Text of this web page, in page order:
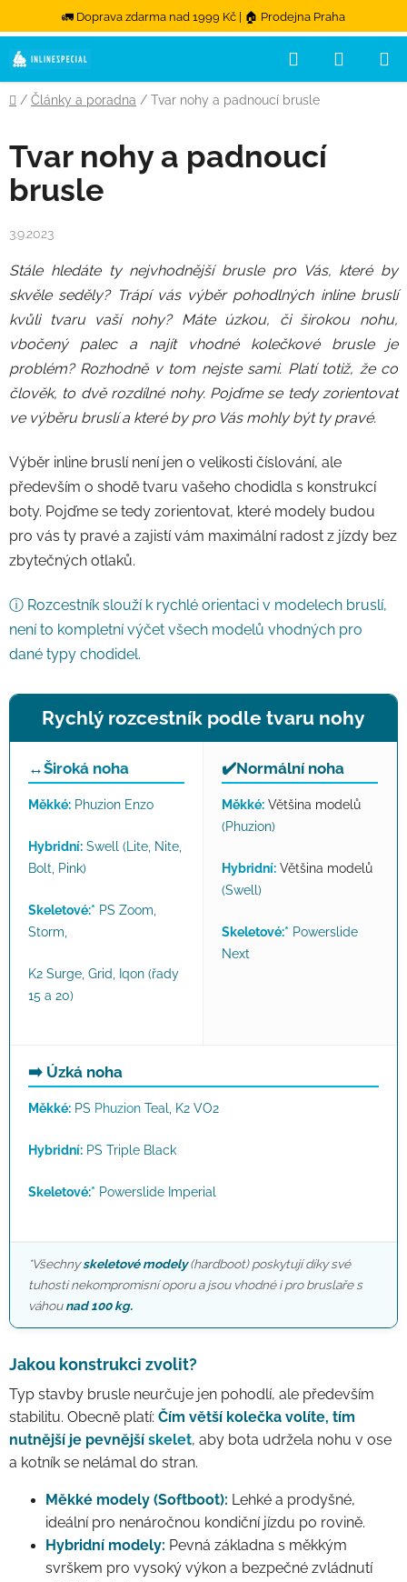
🚛 Doprava zdarma nad 1999 Kč | 🏠 Prodejna Praha
Hledat
Domů
/ Články a poradna / Tvar nohy a padnoucí brusle
Tvar nohy a padnoucí
brusle
3.9.2023
Stále hledáte ty nejvhodnější brusle pro Vás, které by
skvěle seděly? Trápí vás výběr pohodlných inline bruslí
kvůli tvaru vaší nohy? Máte úzkou, či širokou nohu,
vbočený palec a najít vhodné kolečkové brusle je
problém? Rozhodně v tom nejste sami. Platí totiž, že co
člověk, to dvě rozdílné nohy. Pojďme se tedy zorientovat
ve výběru bruslí a které by pro Vás mohly být ty pravé.
Výběr inline bruslí není jen o velikosti číslování, ale
především o shodě tvaru vašeho chodidla s konstrukcí
boty. Pojďme se tedy zorientovat, které modely budou
pro vás ty pravé a zajistí vám maximální radost z jízdy bez
zbytečných otlaků.
ⓘ Rozcestník slouží k rychlé orientaci v modelech bruslí,
není to kompletní výčet všech modelů vhodných pro
dané typy chodidel.
Rychlý rozcestník podle tvaru nohy
↔️Široká noha
Měkké: Phuzion Enzo
Hybridní: Swell (Lite, Nite,
Bolt, Pink)
Skeletové:* PS Zoom
Storm
K2 Surge, Grid Iqon (řady
15 a 20)
✔️Normální noha
Měkké: Většina modelů
(Phuzion)
Hybridní: Většina modelů
(Swell)
Skeletové:* Powerslide
Next
➡️ Úzká noha
Měkké: PS Phuzion Teal, K2 VO2
Hybridní: PS Triple Black
Skeletové:* Powerslide Imperial
*Všechnyskeletové modely(hardboot) poskytují díky své
tuhosti nekompromisní oporu a jsou vhodné i pro bruslaře s
váhounad 100 kg.
Jakou konstrukci zvolit?
Typ stavby brusle neurčuje jen pohodlí, ale především
stabilitu. Obecně platí: Čím větší kolečka volíte, tím
nutnější je pevnější skelet, aby bota udržela nohu v ose
a kotník se nelámal do stran.
Měkké modely (Softboot): Lehké a prodyšné,
ideální pro nenáročnou kondiční jízdu po rovině.
Hybridní modely: Pevná základna s měkkým
svrškem pro vysoký výkon a bezpečné zvládnutí